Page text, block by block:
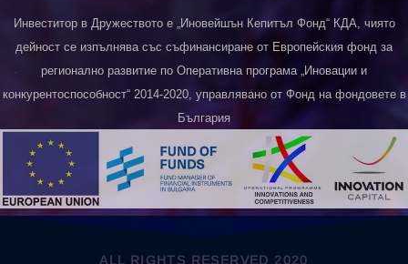
Инвеститор в Дружеството е „Иновейшън Кепитъл Фонд“ КДА, чиято
дейност се изпълнява със съфинансиране от Европейския фонд за
регионално развитие по Оперативна програма „Иновации и
конкурентоспособност“ 2014-2020, управлявано от Фонд на фондовете в
България
ALL RIGHTS RESERVED 2020